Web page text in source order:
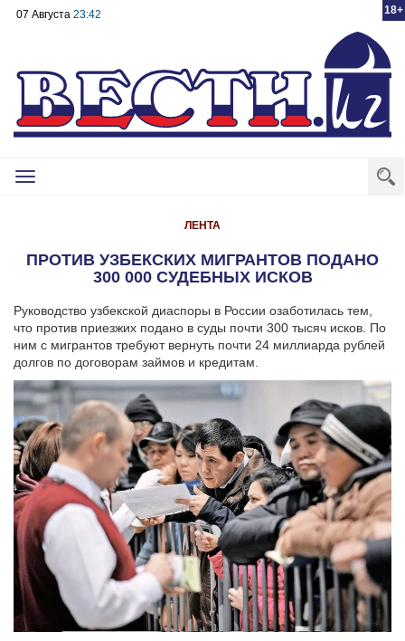
18+
07 Августа 23:42
Toggle
ЛЕНТА
ПРОТИВ УЗБЕКСКИХ МИГРАНТОВ ПОДАНО
300 000 СУДЕБНЫХ ИСКОВ
Руководство узбекской диаспоры в России озаботилась тем,
что против приезжих подано в суды почти 300 тысяч исков. По
ним с мигрантов требуют вернуть почти 24 миллиарда рублей
долгов по договорам займов и кредитам.